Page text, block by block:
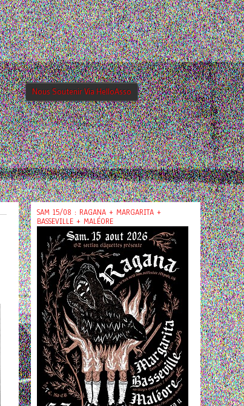
Nous Soutenir Via HelloAsso
SAM 15/08 : RAGANA + MARGARITA +
BASSEVILLE + MALÉORE